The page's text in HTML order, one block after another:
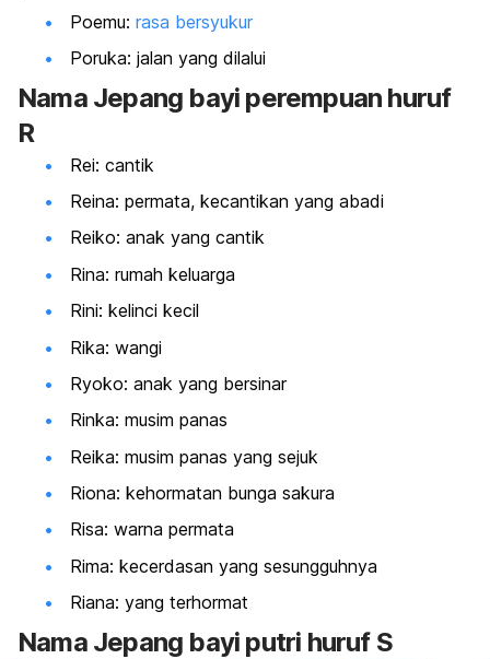
Poemu: rasa bersyukur
Poruka: jalan yang dilalui
Nama Jepang bayi perempuan huruf
R
Rei: cantik
Reina: permata, kecantikan yang abadi
Reiko: anak yang cantik
Rina: rumah keluarga
Rini: kelinci kecil
Rika: wangi
Ryoko: anak yang bersinar
Rinka: musim panas
Reika: musim panas yang sejuk
Riona: kehormatan bunga sakura
Risa: warna permata
Rima: kecerdasan yang sesungguhnya
Riana: yang terhormat
Nama Jepang bayi putri huruf S